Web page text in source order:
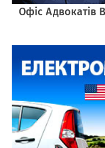
Офіс Адвокатів